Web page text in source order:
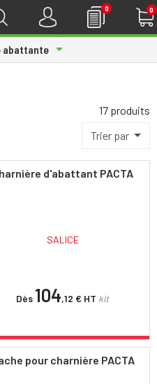
0 0
abattante Toggle Dropdown
17 produits
Trier par
d'abattant PACTA
SALICE
Dès 104,12 € HT kit
pour charnière PACTA